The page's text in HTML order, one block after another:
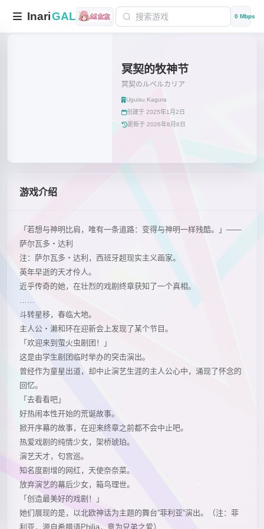
InariGAL 0 Mbps
冥契的牧神节
冥契のルペルカリア
Uguisu Kagura
创建于 2025年1月2日
更新于 2026年8月6日
游戏介绍
「若想与神明比肩，唯有一条道路：变得与神明一样残酷。」——
萨尔瓦多・达利
注：萨尔瓦多・达利，西班牙超现实主义画家。
英年早逝的天才伶人。
近乎传奇的她，在壮烈的戏剧终章获知了一个真相。
……
斗转星移，春临大地。
主人公・濑和环在迎新会上发现了某个节目。
「欢迎来到萤火虫剧团！」
这是由学生剧团临时举办的突击演出。
曾经作为童星出道，却中止演艺生涯的主人公心中，涌现了怀念的
回忆。
「去看看吧」
好热闹本性开始的荒诞故事。
掀开序幕的故事，在迎来终章之前都不会中止吧。
热爱戏剧的纯情少女，架桥琥珀。
演艺天才，匂宫巡。
知名度剧增的网红，天使奈奈菜。
放弃演艺的幕后少女，箱鸟理世。
「创造最美好的戏剧！」
她们展现的是，以北欧神话为主题的舞台“菲利亚“演出。（注：菲
利亚，源自希腊语Philia，意为兄弟之爱）